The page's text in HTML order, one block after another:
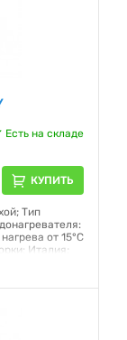
Есть на складе
КУПИТЬ
Тип
от 15°С
Италия;